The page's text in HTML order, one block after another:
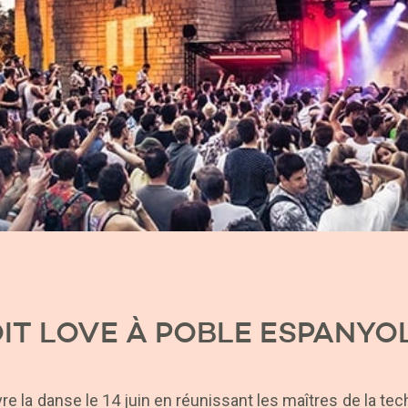
LOVE À POBLE
la danse le 14 juin en réunissant les maîtres de la